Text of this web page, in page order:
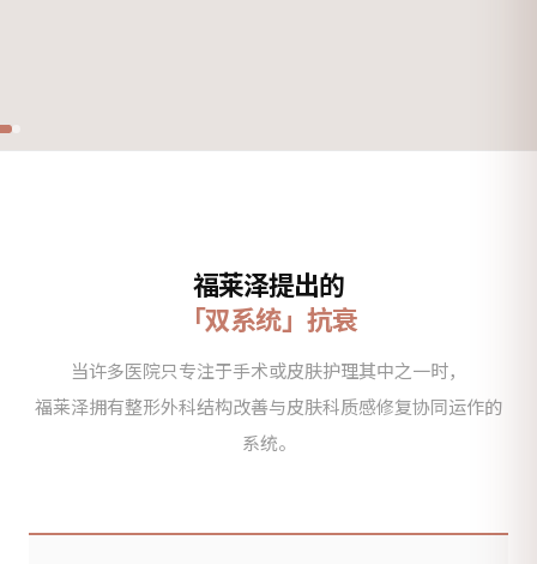
福莱泽提出的
「双系统」抗衰
当许多医院只专注于手术或皮肤护理其中之一时，
福莱泽拥有整形外科结构改善与皮肤科质感修复协同运作的
系统。